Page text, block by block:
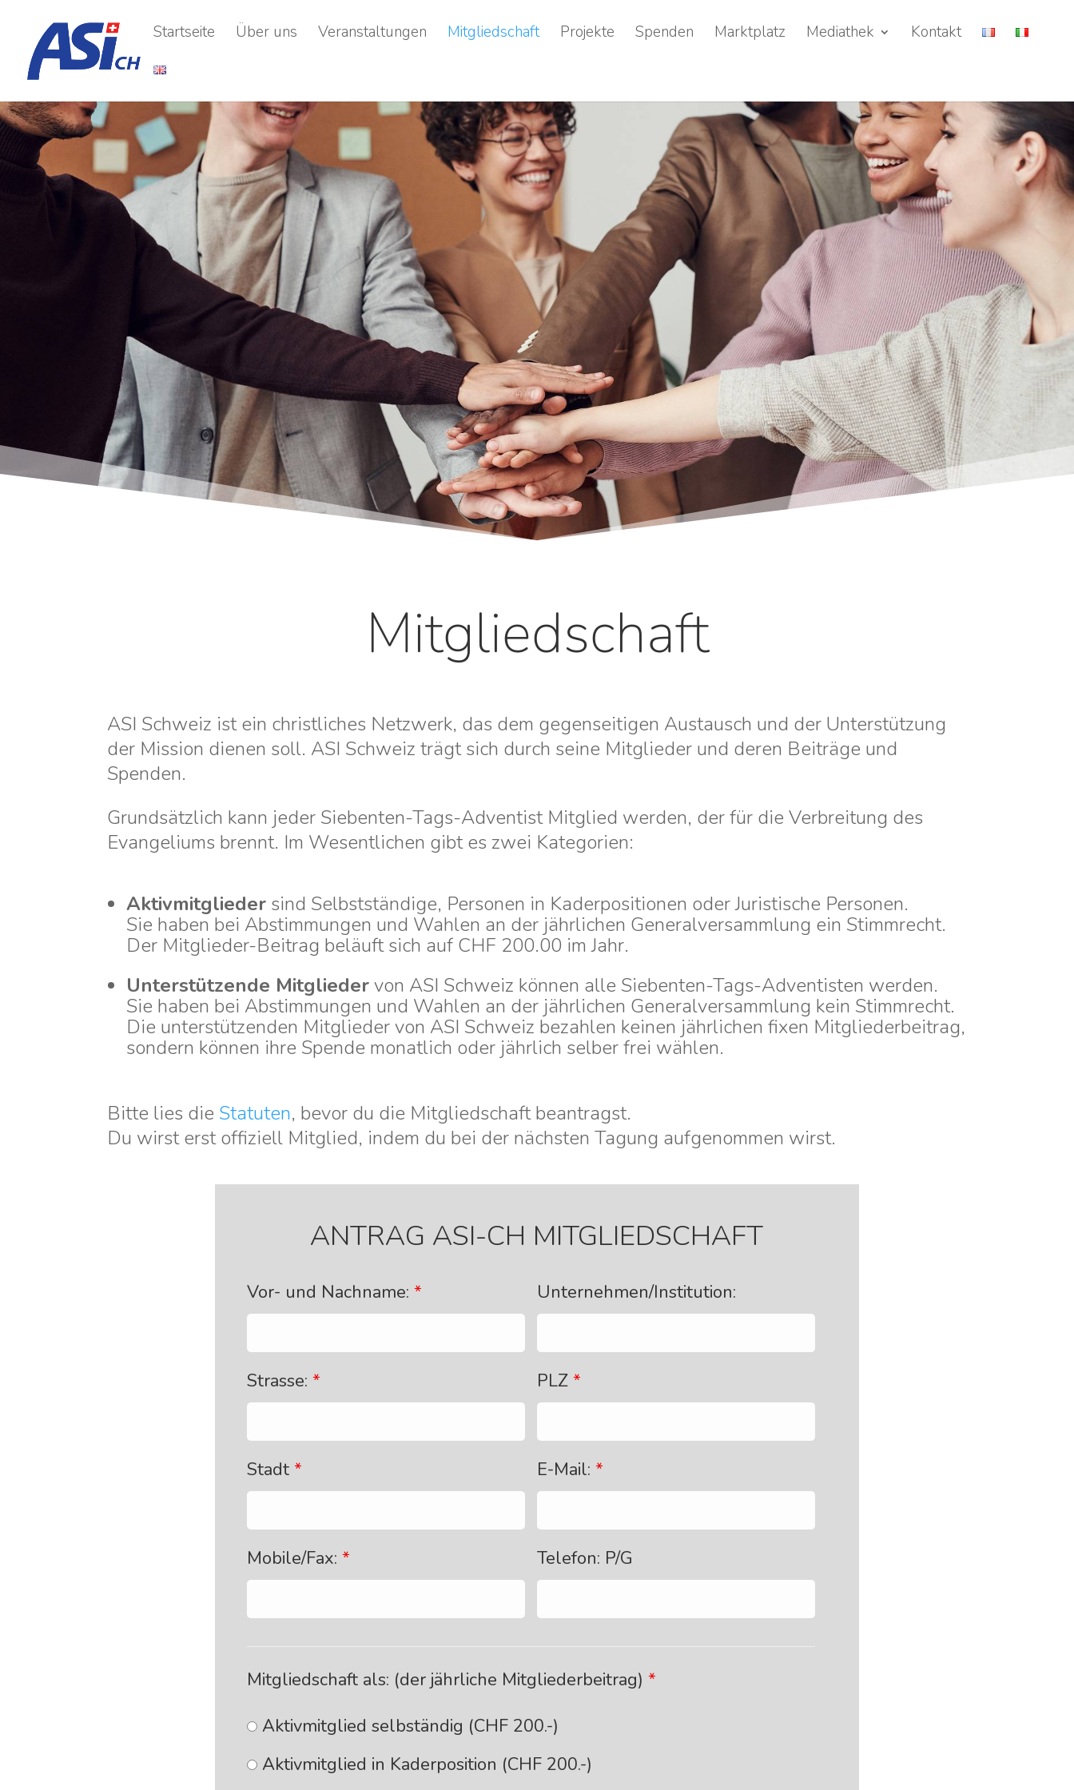
Startseite Über uns Veranstaltungen Mitgliedschaft Projekte Spenden Marktplatz Mediathek Kontakt
Mitgliedschaft
ASI Schweiz ist ein christliches Netzwerk, das dem gegenseitigen Austausch und der Unterstützung
der Mission dienen soll. ASI Schweiz trägt sich durch seine Mitglieder und deren Beiträge und
Spenden.
Grundsätzlich kann jeder Siebenten-Tags-Adventist Mitglied werden, der für die Verbreitung des
Evangeliums brennt. Im Wesentlichen gibt es zwei Kategorien:
Aktivmitglieder sind Selbstständige, Personen in Kaderpositionen oder Juristische Personen.
Sie haben bei Abstimmungen und Wahlen an der jährlichen Generalversammlung ein Stimmrecht.
Der Mitglieder-Beitrag beläuft sich auf CHF 200.00 im Jahr.
Unterstützende Mitgliedervon ASI Schweiz können alle Siebenten-Tags-Adventisten werden.
Sie haben bei Abstimmungen und Wahlen an der jährlichen Generalversammlung kein Stimmrecht.
Die unterstützenden Mitglieder von ASI Schweiz bezahlen keinen jährlichen fixen Mitgliederbeitrag,
sondern können ihre Spende monatlich oder jährlich selber frei wählen.
Bitte lies die Statuten, bevor du die Mitgliedschaft beantragst.
Du wirst erst offiziell Mitglied, indem du bei der nächsten Tagung aufgenommen wirst.
ANTRAG ASI-CH MITGLIEDSCHAFT
Vor- und Nachname:* Unternehmen/Institution:
Strasse:* PLZ *
Stadt* E-Mail: *
Mobile/Fax:* Telefon: P/G
Mitgliedschaft als: (der jährliche Mitgliederbeitrag)*
Aktivmitglied selbständig (CHF 200.-)
Aktivmitglied in Kaderposition (CHF 200.-)